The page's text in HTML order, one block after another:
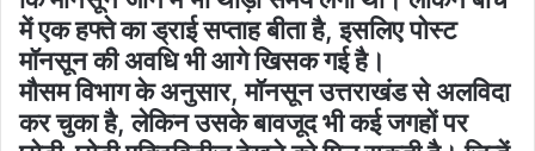
में एक हफ्ते का ड्राई सप्ताह बीता है, इसलिए पोस्ट
मॉनसून की अवधि भी आगे खिसक गई है।
मौसम विभाग के अनुसार, मॉनसून उत्तराखंड से अलविदा
कर चुका है, लेकिन उसके बावजूद भी कई जगहों पर